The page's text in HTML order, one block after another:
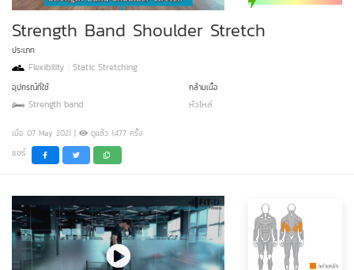
Strength Band Shoulder Stretch
ประเภท
Flexibility : Static Stretching
อุปกรณ์ที่ใช้
Strength band
กล้ามเนื้อ
หัวไหล่
เมื่อ 07 May 2021 | ดูแล้ว 1,477 ครั้ง
แชร์